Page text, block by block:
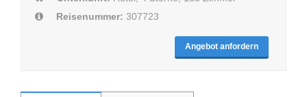
Reisenummer: 307723
Angebot anfordern